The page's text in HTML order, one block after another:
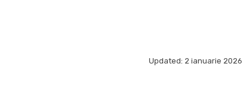
Updated: 2 ianuarie 2026